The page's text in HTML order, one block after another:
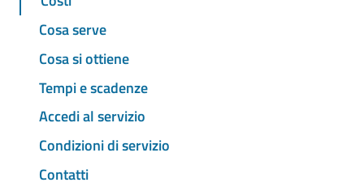
Cosa serve
Cosa si ottiene
Tempi e scadenze
Accedi al servizio
Condizioni di servizio
Contatti